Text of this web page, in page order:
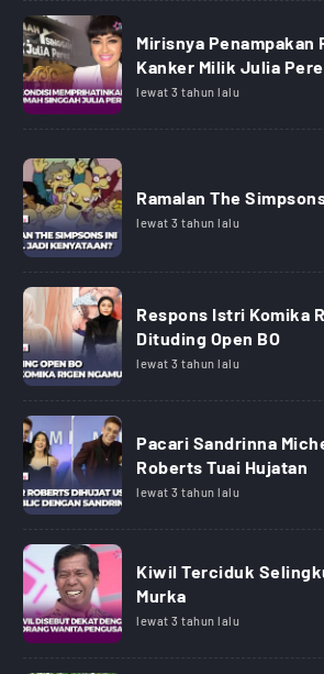
Mirisnya Penampakan
Kanker Milik Julia
lewat 3 tahun lalu
Ramalan The
lewat 3 tahun lalu
Respons Istri Komika
Dituding Open BO
lewat 3 tahun lalu
Pacari Sandrinna
Roberts Tuai Hujatan
lewat 3 tahun lalu
Kiwil Terciduk
Murka
lewat 3 tahun lalu